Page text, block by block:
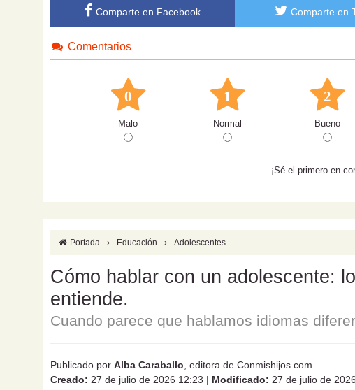
Comparte en Facebook Comparte en
Comentarios
0
Malo
1
Normal
2
Bueno
¡Sé el primero en
Portada › Educación › Adolescentes
Cómo hablar con un adolescente:
entiende.
Cuando parece que hablamos idiomas
Publicado por Alba Caraballo , editora de Conmishijos.com
Creado: 27 de julio de 2026 12:23 | Modificado: 27 de julio de